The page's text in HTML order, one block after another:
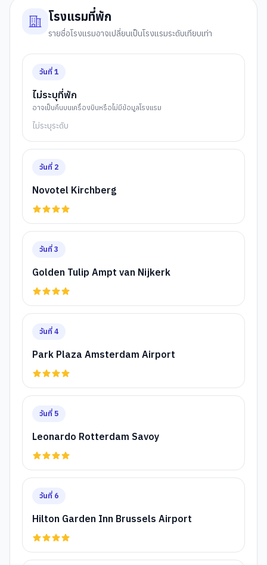
โรงแรมที่พัก
รายชื่อโรงแรมอาจเปลี่ยนเป็นโรงแรมระดับเทียบเท่า
วันที่ 1
ไม่ระบุที่พัก
อาจเป็นคืนบนเครื่องบินหรือไม่มีข้อมูลโรงแรม
ไม่ระบุระดับ
วันที่ 2
Novotel Kirchberg
วันที่ 3
Golden Tulip Ampt van Nijkerk
วันที่ 4
Park Plaza Amsterdam Airport
วันที่ 5
Leonardo Rotterdam Savoy
วันที่ 6
Hilton Garden Inn Brussels Airport